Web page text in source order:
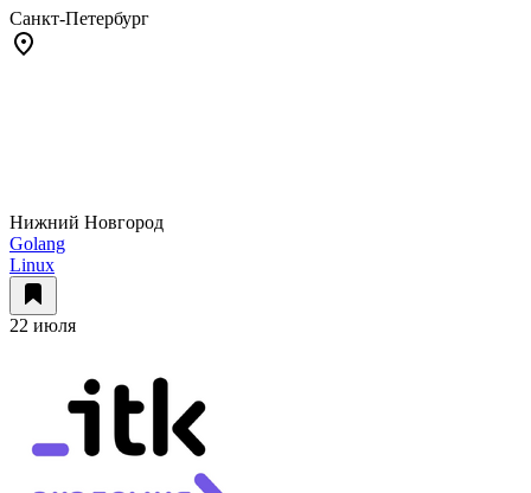
Санкт-Петербург
Нижний Новгород
Golang
Linux
22 июля